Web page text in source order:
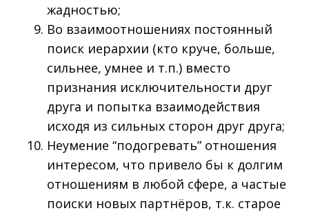
жадностью;
Во взаимоотношениях постоянный
поиск иерархии (кто круче, больше,
сильнее, умнее и т.п.) вместо
признания исключительности друг
друга и попытка взаимодействия
исходя из сильных сторон друг друга;
Неумение “подогревать” отношения
интересом, что привело бы к долгим
отношениям в любой сфере, а частые
поиски новых партнёров, т.к. старое